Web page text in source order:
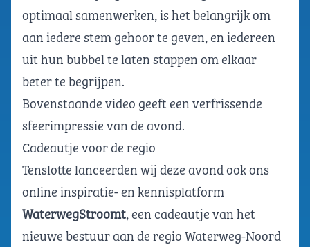
optimaal samenwerken, is het belangrijk om
aan iedere stem gehoor te geven, en iedereen
uit hun bubbel te laten stappen om elkaar
beter te begrijpen.
Bovenstaande video geeft een verfrissende
sfeerimpressie van de avond.
Cadeautje voor de regio
Tenslotte lanceerden wij deze avond ook ons
online inspiratie- en kennisplatform
WaterwegStroomt, een cadeautje van het
nieuwe bestuur aan de regio Waterweg-Noord